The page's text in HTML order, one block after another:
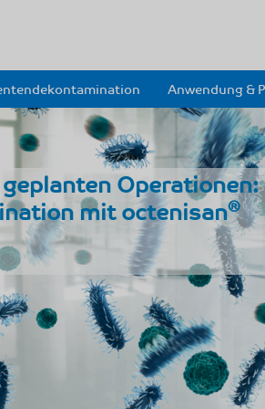
Anwendung &
geplanten Operationen:
mit octenisan®
zur Operation! Learn more